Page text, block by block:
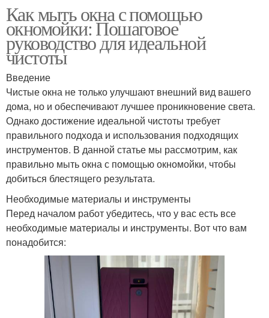
Как мыть окна с помощью
окномойки: Пошаговое
руководство для идеальной
чистоты
Введение
Чистые окна не только улучшают внешний вид вашего
дома, но и обеспечивают лучшее проникновение света.
Однако достижение идеальной чистоты требует
правильного подхода и использования подходящих
инструментов. В данной статье мы рассмотрим, как
правильно мыть окна с помощью окномойки, чтобы
добиться блестящего результата.
Необходимые материалы и инструменты
Перед началом работ убедитесь, что у вас есть все
необходимые материалы и инструменты. Вот что вам
понадобится: